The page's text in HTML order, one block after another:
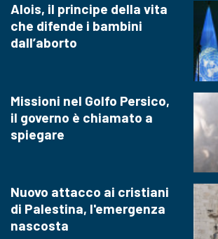
Alois, il principe della vita
che difende i bambini
dall’aborto
Missioni nel Golfo Persico,
il governo è chiamato a
spiegare
Nuovo attacco ai cristiani
di Palestina, l'emergenza
nascosta